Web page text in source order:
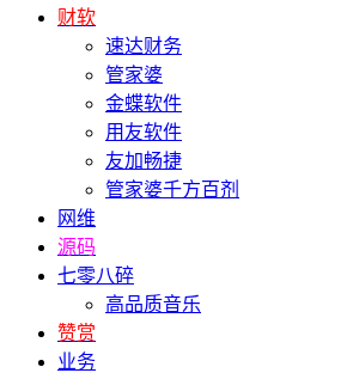
财软
速达财务
管家婆
金蝶软件
用友软件
友加畅捷
管家婆千方百剂
网维
源码
七零八碎
高品质音乐
赞赏
业务